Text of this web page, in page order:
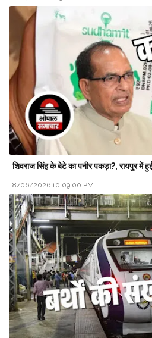
शिवराज सिंह के बेटे का पनीर पकड़ा?, रायपुर में
8/06/2026 10:09:00 PM